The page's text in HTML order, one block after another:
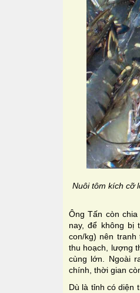
Nuôi tôm kích cỡ
Ông Tấn còn
nay, để không bị
con/kg) nên
thu hoạch, lượng
cùng lớn. Ngoài
chính, thời gian
Dù là tỉnh có diện